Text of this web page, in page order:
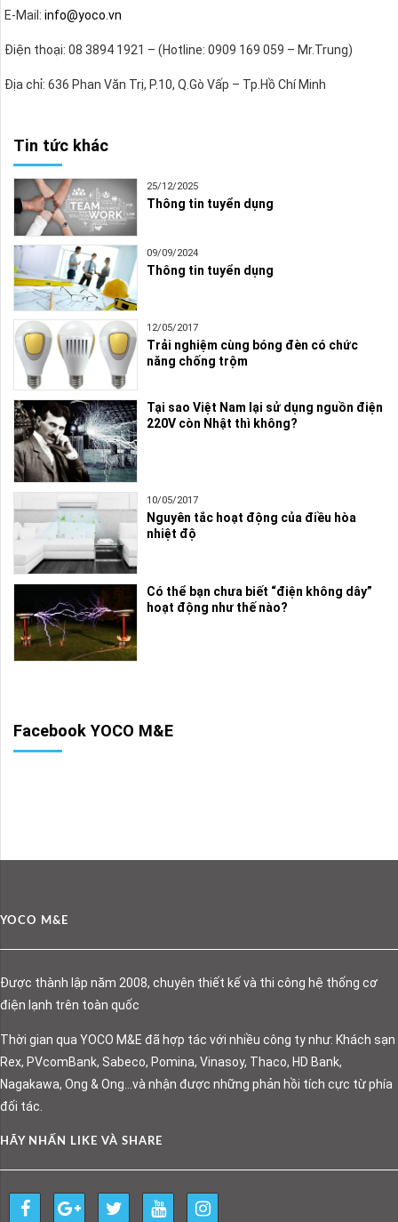
E-Mail: info@yoco.vn
Điện thoại: 08 3894 1921 – (Hotline: 0909 169 059 – Mr.Trung)
Địa chỉ: 636 Phan Văn Trị, P.10, Q.Gò Vấp – Tp.Hồ Chí Minh
Tin tức khác
25/12/2025
Thông tin tuyển dụng
09/09/2024
Thông tin tuyển dụng
12/05/2017
Trải nghiệm cùng bóng đèn có chức
năng chống trộm
Tại sao Việt Nam lại sử dụng nguồn điện
220V còn Nhật thì không?
10/05/2017
Nguyên tắc hoạt động của điều hòa
nhiệt độ
Có thể bạn chưa biết “điện không dây”
hoạt động như thế nào?
Facebook YOCO M&E
YOCO M&E
Được thành lập năm 2008, chuyên thiết kế và thi công hệ thống cơ
điện lạnh trên toàn quốc
Thời gian qua YOCO M&E đã hợp tác với nhiều công ty như: Khách sạn
Rex, PVcomBank, Sabeco, Pomina, Vinasoy, Thaco, HD Bank,
Nagakawa, Ong & Ong…và nhận được những phản hồi tích cực từ phía
đối tác.
HÃY NHẤN LIKE VÀ SHARE